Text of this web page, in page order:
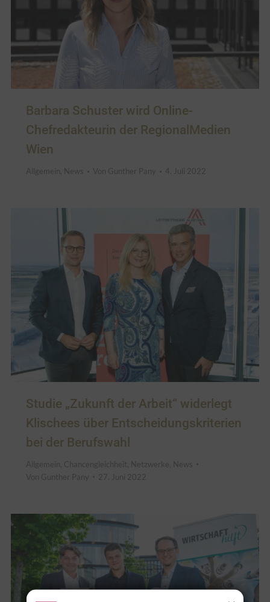
Barbara Schuster wird Online-
Chefredakteurin der RegionalMedien
Wien
Allgemein, News Von Gunther Pany 4. Juli 2022
Studie „Zukunft der Arbeit“ widerlegt
Klischees über Entscheidungskriterien
bei der Berufswahl
Allgemein Chancengleichheit Netzwerke News
Von Gunther Pany 27. Juni 2022